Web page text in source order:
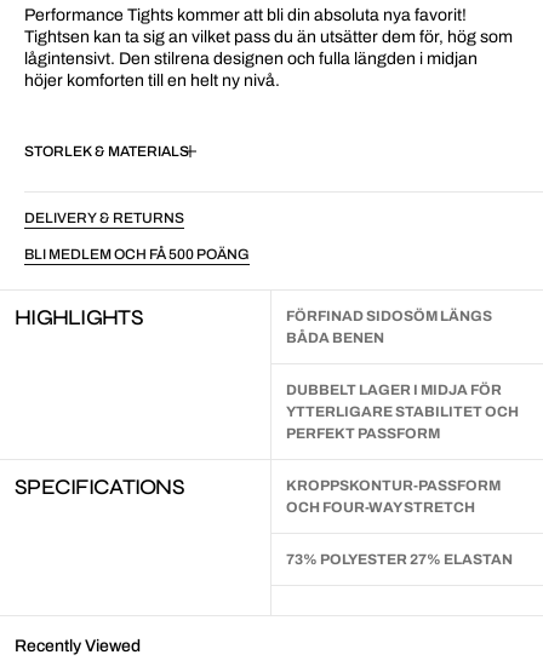
Performance Tights kommer att bli din absoluta nya favorit!
Tightsen kan ta sig an vilket pass du än utsätter dem för, hög som
lågintensivt. Den stilrena designen och fulla längden i midjan
höjer komforten till en helt ny nivå.
STORLEK & MATERIAL
DELIVERY & RETURNS
BLI MEDLEM OCH FÅ 500 POÄNG
HIGHLIGHTS
FÖRFINAD SIDOSÖM LÄNGS
BÅDA BENEN
DUBBELT LAGER I MIDJA FÖR
YTTERLIGARE STABILITET OCH
PERFEKT PASSFORM
SPECIFICATIONS
KROPPSKONTUR-PASSFORM
OCH FOUR-WAY STRETCH
73% POLYESTER 27% ELASTAN
Recently Viewed